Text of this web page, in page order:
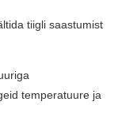
tiigli saastumist
temperatuure ja